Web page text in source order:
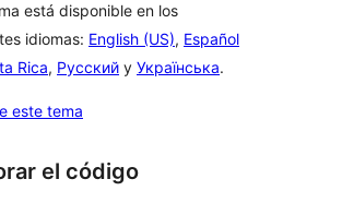
está disponible en los
idiomas: English (US), Español
Rica, Русский y Українська.
este tema
el código